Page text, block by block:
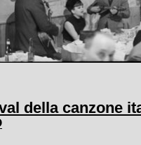
della canzone